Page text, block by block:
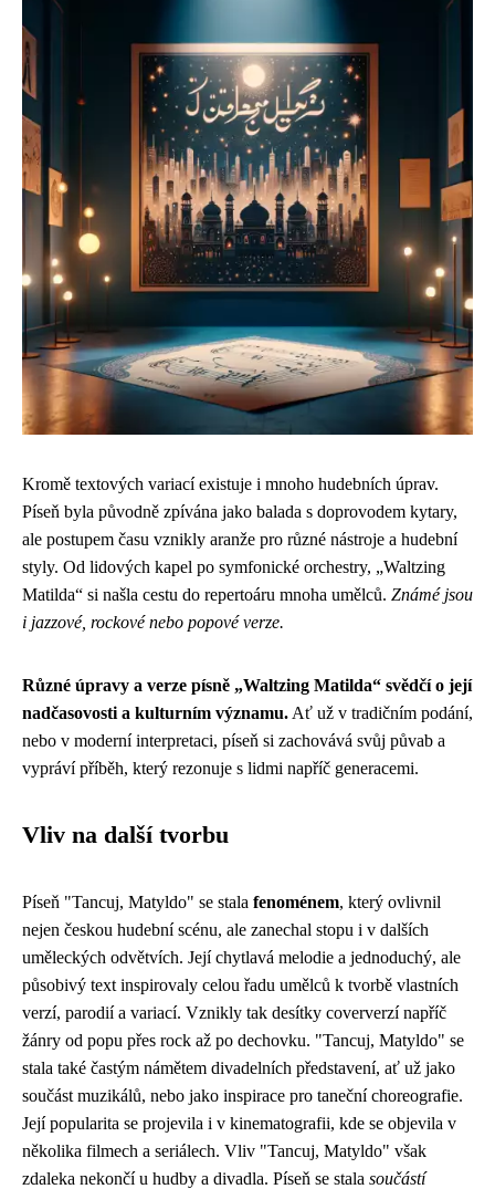
Kromě textových variací existuje i mnoho hudebních úprav.
Píseň byla původně zpívána jako balada s doprovodem kytary,
ale postupem času vznikly aranže pro různé nástroje a hudební
styly. Od lidových kapel po symfonické orchestry, „Waltzing
Matilda“ si našla cestu do repertoáru mnoha umělců. Známé jsou
i jazzové, rockové nebo popové verze.
Různé úpravy a verze písně „Waltzing Matilda“ svědčí o její
nadčasovosti a kulturním významu. Ať už v tradičním podání,
nebo v moderní interpretaci, píseň si zachovává svůj půvab a
vypráví příběh, který rezonuje s lidmi napříč generacemi.
Vliv na další tvorbu
Píseň "Tancuj, Matyldo" se stala fenoménem, který ovlivnil
nejen českou hudební scénu, ale zanechal stopu i v dalších
uměleckých odvětvích. Její chytlavá melodie a jednoduchý, ale
působivý text inspirovaly celou řadu umělců k tvorbě vlastních
verzí, parodií a variací. Vznikly tak desítky coververzí napříč
žánry od popu přes rock až po dechovku. "Tancuj, Matyldo" se
stala také častým námětem divadelních představení, ať už jako
součást muzikálů, nebo jako inspirace pro taneční choreografie.
Její popularita se projevila i v kinematografii, kde se objevila v
několika filmech a seriálech. Vliv "Tancuj, Matyldo" však
zdaleka nekončí u hudby a divadla. Píseň se stala součástí